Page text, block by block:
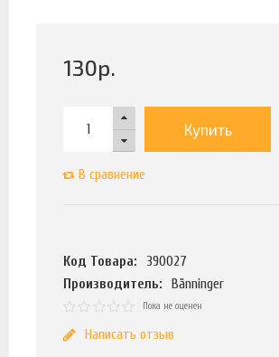
130р.
Купить
В сравнение
Код Товара:
390027
Производитель:
Bänninger
Пока не оценен
Написать отзыв